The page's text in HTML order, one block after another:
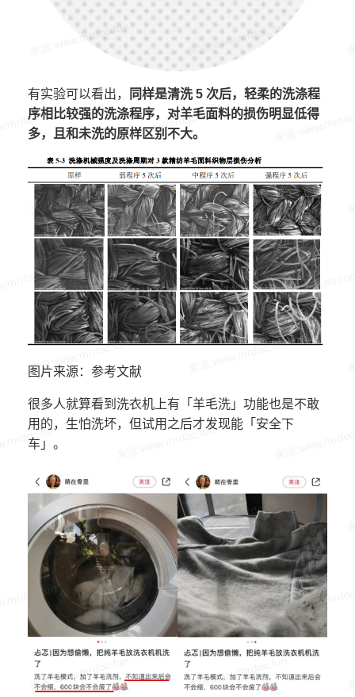
有实验可以看出，
同样是清洗 5 次后，轻柔的洗涤程
序相比较强的洗涤程序，对羊毛面料的损伤明显低得
多，且和未洗的原样区别不大。
图片来源：参考文献
很多人就算看到洗衣机上有「羊毛洗」功能也是不敢
用的，生怕洗坏，但试用之后才发现能「安全下
车」。